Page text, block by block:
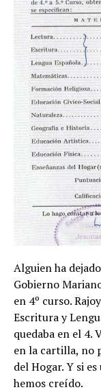
Alguien ha
Gobierno
en 4º curso.
Escritura y
quedaba en el 4.
en la cartilla, no
del Hogar. Y si
hemos creído.